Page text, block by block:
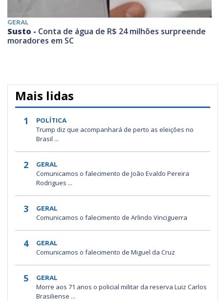
GERAL
Susto - Conta de água de R$ 24 milhões surpreende
moradores em SC
Mais lidas
1 POLÍTICA
Trump diz que acompanhará de perto as eleições no
Brasil ...
2 GERAL
Comunicamos o falecimento de João Evaldo Pereira
Rodrigues ...
3 GERAL
Comunicamos o falecimento de Arlindo Vinciguerra
4 GERAL
Comunicamos o falecimento de Miguel da Cruz
5 GERAL
Morre aos 71 anos o policial militar da reserva Luiz Carlos
Brasiliense ...